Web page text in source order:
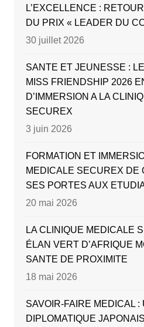
L’EXCELLENCE :
DU PRIX « LEADER DU
30 juillet 2026
SANTE ET JEUNESSE :
MISS FRIENDSHIP 2026
D’IMMERSION A LA
SECUREX
3 juin 2026
FORMATION ET
MEDICALE SECUREX DE
SES PORTES AUX
20 mai 2026
LA CLINIQUE MEDICALE
ÉLAN VERT D’AFRIQUE
SANTE DE PROXIMITE
18 mai 2026
SAVOIR-FAIRE MEDICAL :
DIPLOMATIQUE